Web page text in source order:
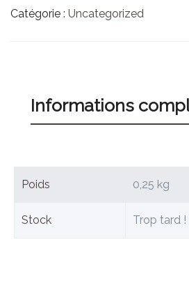
Catégorie : Uncategorized
Informations
Poids 0,25 kg
Stock Trop tard !